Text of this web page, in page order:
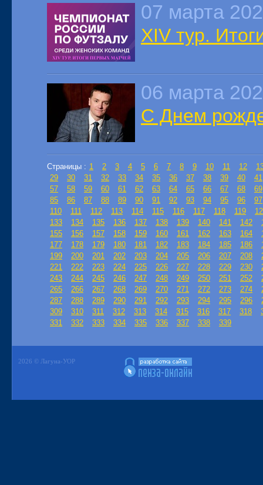
07 марта
XIV тур.
06 марта
С Днем
Страницы : 1 2 3 4 5 6 7 8 9 10 11 12
29
30 31 32 33 34 35 36 37 38 39 40
41
57
58 59 60 61 62 63 64 65 66 67 68
69
85
86 87 88 89 90 91 92 93 94 95 96
97
110
111 112 113 114 115 116 117 118 119
133
134 135 136 137 138 139 140 141 142
155
156 157 158 159 160 161 162 163 164
177
178 179 180 181 182 183 184 185 186
199
200 201 202 203 204 205 206 207 208
221
222 223 224 225 226 227 228 229 230
243
244 245 246 247 248 249 250 251 252
265
266 267 268 269 270 271 272 273 274
287
288 289 290 291 292 293 294 295 296
309
310 311 312 313 314 315 316 317 318
331
332 333 334 335 336 337 338 339
2026 © Лагуна-УОР